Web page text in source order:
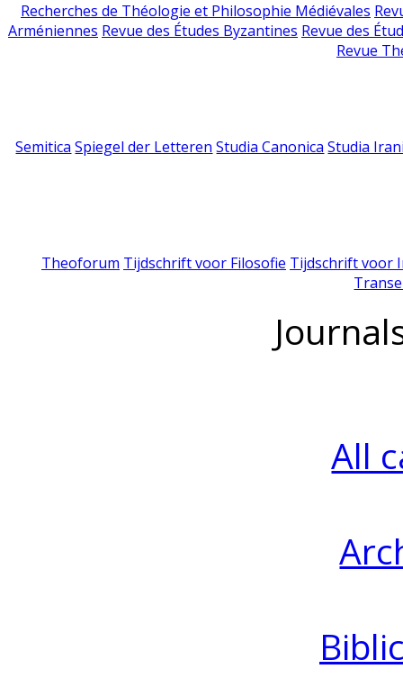
Recherches de Théologie et Philosophie Médiévales
Arméniennes Revue des Études Byzantines Revue des
Revue
Semitica Spiegel der Letteren Studia Canonica Studia
Theoforum Tijdschrift voor Filosofie Tijdschrift voor
All